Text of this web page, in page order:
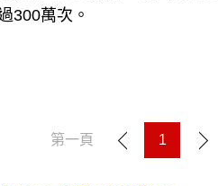
300萬次。
第一頁 1